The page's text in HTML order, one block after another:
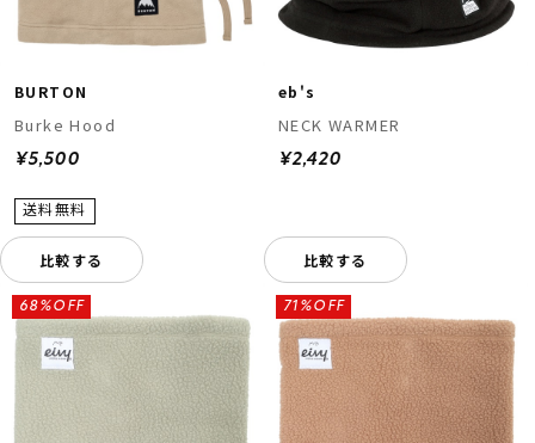
BURTON
Burke Hood
¥5,500
比較する
eb's
NECK WARMER
¥2,420
比較する
68%OFF 71%OFF